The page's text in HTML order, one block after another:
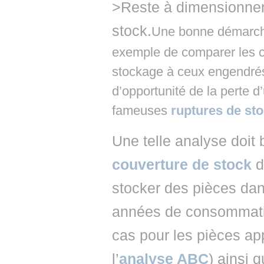
>Reste à
stock.Une bonne
exemple de comparer les
stockage à ceux
d’opportunité de la perte
fameuses ruptures de
Une telle analyse doit
couverture de stock
stocker des pièces
années de
cas pour les pièces
l’analyse ABC) ainsi